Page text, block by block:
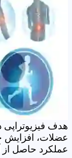
هدف فیزیوتراپی
عضلات،
عملکرد حاصل